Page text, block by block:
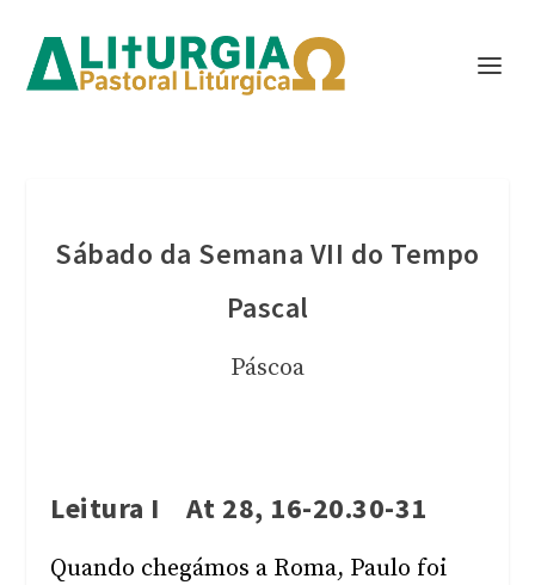
Sábado da Semana VII do Tempo
Pascal
Páscoa
Leitura I At 28, 16-20.30-31
Quando chegámos a Roma, Paulo foi